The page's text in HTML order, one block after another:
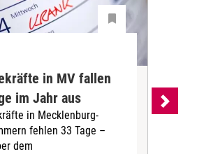
in MV fallen
im Jahr aus
in Mecklenburg-
fehlen 33 Tage –
dem